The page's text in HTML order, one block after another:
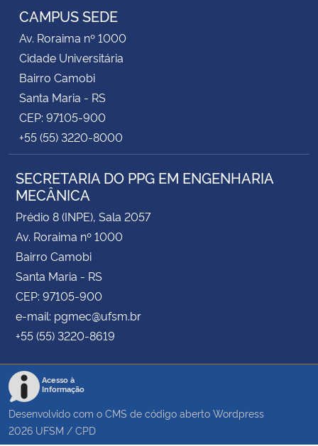
CAMPUS SEDE
Av. Roraima nº 1000
Cidade Universitária
Bairro Camobi
Santa Maria - RS
CEP: 97105-900
+55 (55) 3220-8000
SECRETARIA DO PPG EM ENGENHARIA
MECÂNICA
Prédio 8 (INPE), Sala 2057
Av. Roraima nº 1000
Bairro Camobi
Santa Maria - RS
CEP: 97105-900
e-mail: pgmec@ufsm.br
+55 (55) 3220-8619
Acesso à
Informação
Desenvolvido com o CMS de código aberto Wordpress
2026 UFSM / CPD